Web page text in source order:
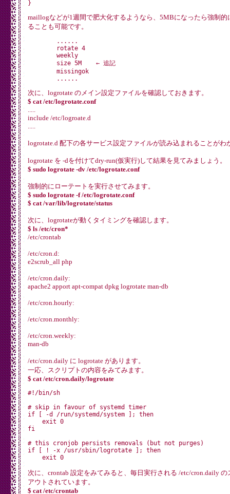
maillogなどが1週間で肥大化するようなら、5MBになったら強制的
ることも可能です。
        ......
        rotate 4
        weekly
        size 5M    ← 追記
        missingok
次に、logrotate のメイン設定ファイルを確認しておきます。
$ cat /etc/logrotate.conf
.....
include /etc/logroate.d
.....
logrotate.d 配下の各サービス設定ファイルが読み込まれることがわ
logrotate を -dを付けてdry-run(仮実行)して結果を見てみましょう。
$ sudo logrotate -dv /etc/logrotate.conf
強制的にローテートを実行させてみます。
$ sudo logrotate -f /etc/logrotate.conf
$ cat /var/lib/logrotate/status
次に、logrotateが動くタイミングを確認します。
$ ls /etc/cron*
/etc/crontab
/etc/cron.d:
e2scrub_all php
/etc/cron.daily:
apache2 apport apt-compat dpkg logrotate man-db
/etc/cron.hourly:
/etc/cron.monthly:
/etc/cron.weekly:
man-db
/etc/cron.daily に logrotate があります。
一応、スクリプトの内容をみてみます。
$ cat /etc/cron.daily/logrotate
#!/bin/sh
# skip in favour of systemd timer
if [ -d /run/systemd/system ]; then
    exit 0
fi
# this cronjob persists removals (but not purges)
if [ ! -x /usr/sbin/logrotate ]; then
    exit 0
/usr/sbin/logrotate /etc/logrotate.conf
EXITVALUE=$?
次に、crontab 設定をみてみると、毎日実行される /etc/cron.daily
アウトされています。
$ cat /etc/crontab